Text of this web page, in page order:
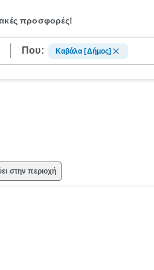
προσφορές!
Που: Καβάλα [Δήμος]
στην περιοχή